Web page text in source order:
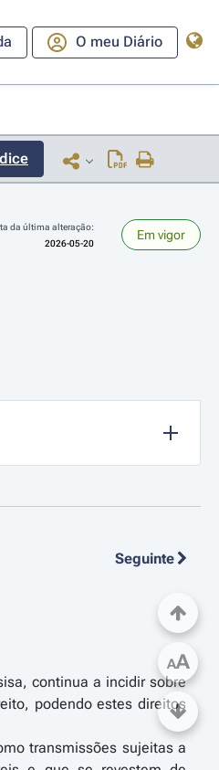
O meu Diário
da última alteração:
2026-05-20
Em vigor
Seguinte
continua a incidir sobre
podendo estes direitos
transmissões sujeitas a
AA